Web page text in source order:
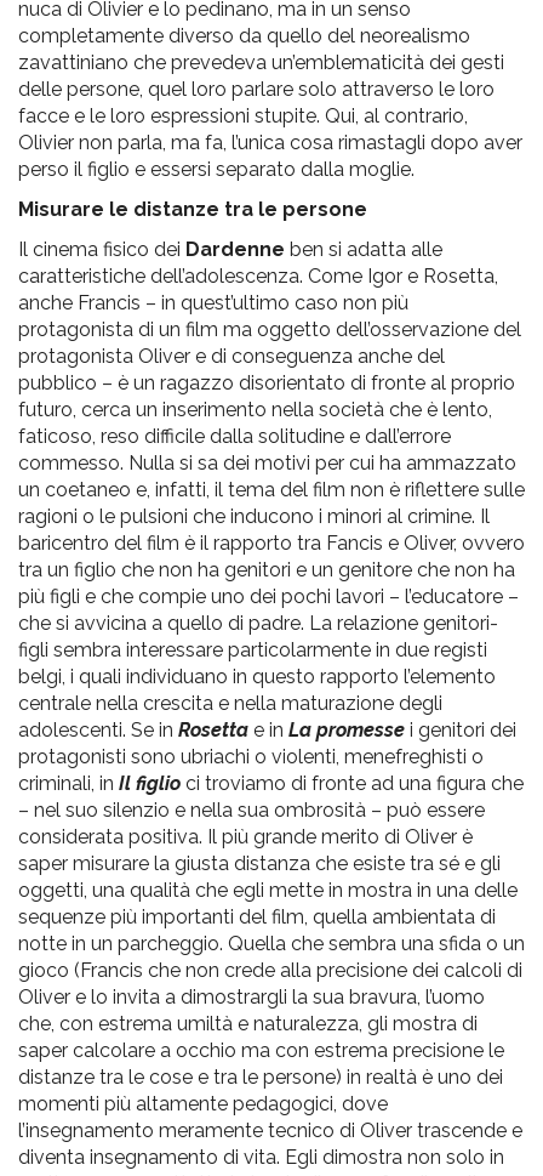
nuca di Olivier e lo pedinano, ma in un senso
completamente diverso da quello del neorealismo
zavattiniano che prevedeva un’emblematicità dei gesti
delle persone, quel loro parlare solo attraverso le loro
facce e le loro espressioni stupite. Qui, al contrario,
Olivier non parla, ma fa, l’unica cosa rimastagli dopo aver
perso il figlio e essersi separato dalla moglie.
Misurare le distanze tra le persone
Il cinema fisico dei Dardenne ben si adatta alle
caratteristiche dell’adolescenza. Come Igor e Rosetta,
anche Francis – in quest’ultimo caso non più
protagonista di un film ma oggetto dell’osservazione del
protagonista Oliver e di conseguenza anche del
pubblico – è un ragazzo disorientato di fronte al proprio
futuro, cerca un inserimento nella società che è lento,
faticoso, reso difficile dalla solitudine e dall’errore
commesso. Nulla si sa dei motivi per cui ha ammazzato
un coetaneo e, infatti, il tema del film non è riflettere sulle
ragioni o le pulsioni che inducono i minori al crimine. Il
baricentro del film è il rapporto tra Fancis e Oliver, ovvero
tra un figlio che non ha genitori e un genitore che non ha
più figli e che compie uno dei pochi lavori – l’educatore –
che si avvicina a quello di padre. La relazione genitori-
figli sembra interessare particolarmente in due registi
belgi, i quali individuano in questo rapporto l’elemento
centrale nella crescita e nella maturazione degli
adolescenti. Se in Rosetta e in La promesse i genitori dei
protagonisti sono ubriachi o violenti, menefreghisti o
criminali, in Il figlio ci troviamo di fronte ad una figura che
– nel suo silenzio e nella sua ombrosità – può essere
considerata positiva. Il più grande merito di Oliver è
saper misurare la giusta distanza che esiste tra sé e gli
oggetti, una qualità che egli mette in mostra in una delle
sequenze più importanti del film, quella ambientata di
notte in un parcheggio. Quella che sembra una sfida o un
gioco (Francis che non crede alla precisione dei calcoli di
Oliver e lo invita a dimostrargli la sua bravura, l’uomo
che, con estrema umiltà e naturalezza, gli mostra di
saper calcolare a occhio ma con estrema precisione le
distanze tra le cose e tra le persone) in realtà è uno dei
momenti più altamente pedagogici, dove
l’insegnamento meramente tecnico di Oliver trascende e
diventa insegnamento di vita. Egli dimostra non solo in